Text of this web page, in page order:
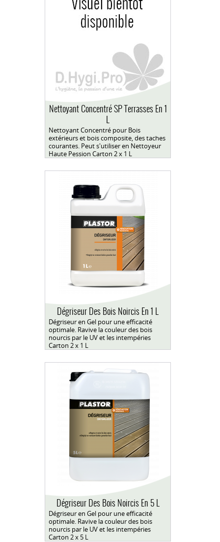
Nettoyant Concentré SP Terrasses En 1
L
Nettoyant Concentré pour Bois
extérieurs et bois composite, des taches
courantes. Peut s'utiliser en Nettoyeur
Haute Pession Carton 2 x 1 L
Dégriseur Des Bois Noircis En 1 L
Dégriseur en Gel pour une efficacité
optimale. Ravive la couleur des bois
nourcis par le UV et les intempéries
Carton 2 x 1 L
Dégriseur Des Bois Noircis En 5 L
Dégriseur en Gel pour une efficacité
optimale. Ravive la couleur des bois
nourcis par le UV et les intempéries
Carton 2 x 5 L